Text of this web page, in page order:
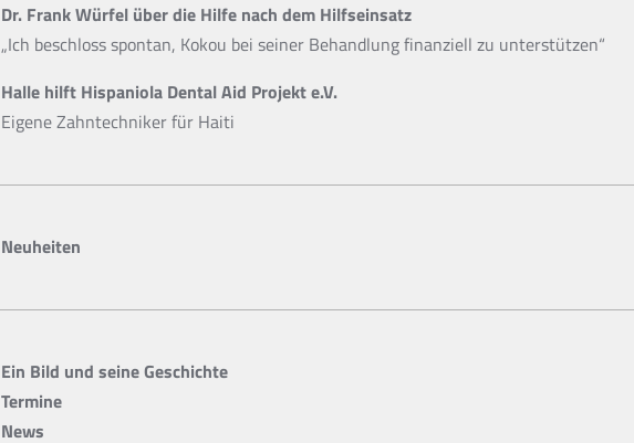
Dr. Frank Würfel über die Hilfe nach dem Hilfseinsatz
„Ich beschloss spontan, Kokou bei seiner Behandlung finanziell zu unterstützen“
Halle hilft Hispaniola Dental Aid Projekt e.V.
Eigene Zahntechniker für Haiti
Neuheiten
Ein Bild und seine Geschichte
Termine
News